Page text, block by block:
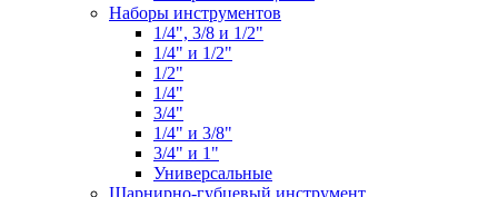
Наборы инструментов
1/4", 3/8 и 1/2"
1/4" и 1/2"
1/2"
1/4"
3/4"
1/4" и 3/8"
3/4" и 1"
Универсальные
Шарнирно-губцевый инструмент